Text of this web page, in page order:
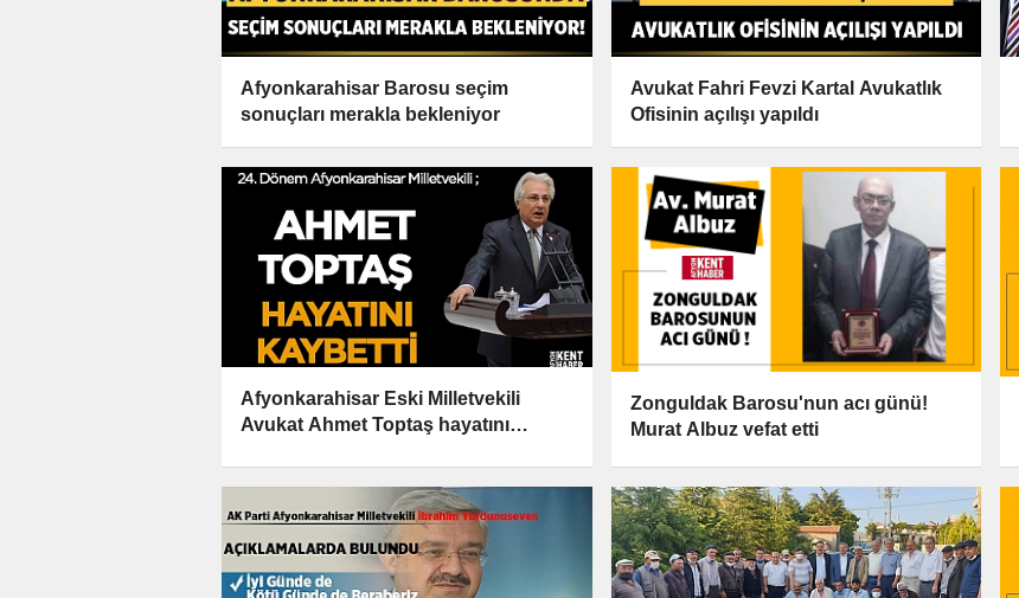
Afyonkarahisar Barosu seçim
sonuçları merakla bekleniyor
Avukat Fahri Fevzi Kartal Avukatlık
Ofisinin açılışı yapıldı
Afyonkarahisar Eski Milletvekili
Avukat Ahmet Toptaş hayatını
Zonguldak Barosu'nun acı günü!
Murat Albuz vefat etti